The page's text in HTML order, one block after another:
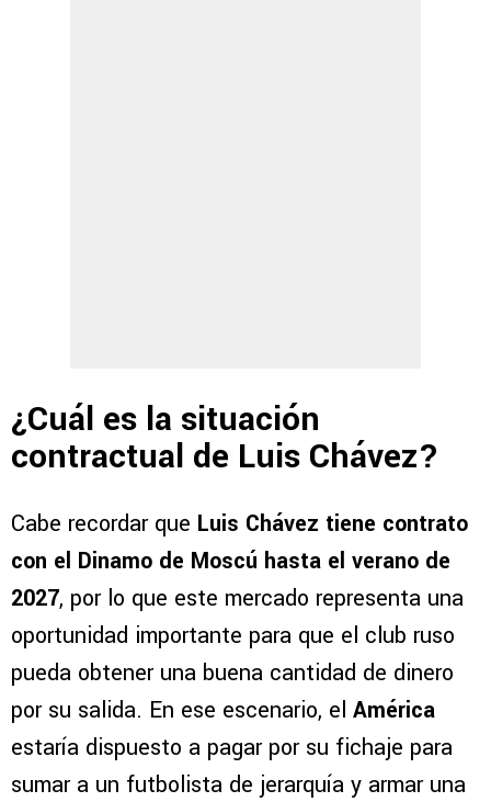
¿Cuál es la situación
contractual de Luis Chávez?
Cabe recordar que Luis Chávez tiene contrato
con el Dinamo de Moscú hasta el verano de
2027, por lo que este mercado representa una
oportunidad importante para que el club ruso
pueda obtener una buena cantidad de dinero
por su salida. En ese escenario, el América
estaría dispuesto a pagar por su fichaje para
sumar a un futbolista de jerarquía y armar una